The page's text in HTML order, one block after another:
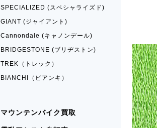
SPECIALIZED (スペシャライズド)
GIANT (ジャイアント)
Cannondale (キャノンデール)
BRIDGESTONE (ブリヂストン)
TREK（トレック）
BIANCHI（ビアンキ）
マウンテンバイク買取